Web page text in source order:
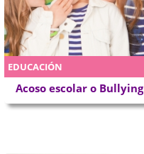
EDUCACIÓN
Acoso escolar o Bullying